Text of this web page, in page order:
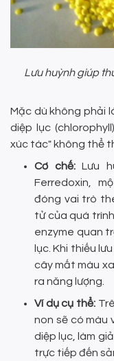
Lưu huỳnh giúp
Mặc dù không phải
diệp lục
xúc tác" không thể
Cơ chế:Lưu
Ferredoxin,
đóng vai trò
tử của quá
enzyme quan
lục. Khi thiếu
cây mất màu
ra năng lượng.
Ví dụ cụ thể:
non sẽ có màu
diệp lục, làm
trực tiếp đến